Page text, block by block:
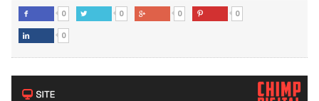
 0  0  0  0
 0